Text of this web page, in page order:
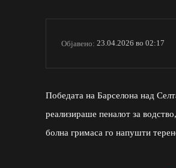
Објавено: 23.04.2026 во 02:17
Победата на Барселона над
реализираше пеналот за
болна гримаса го напушти